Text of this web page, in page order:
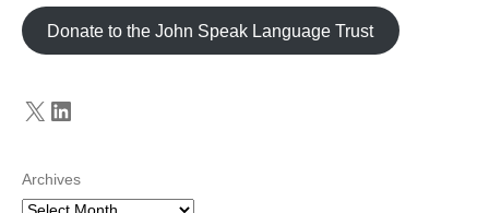
Donate to the John Speak Language Trust
X LinkedIn
Archives